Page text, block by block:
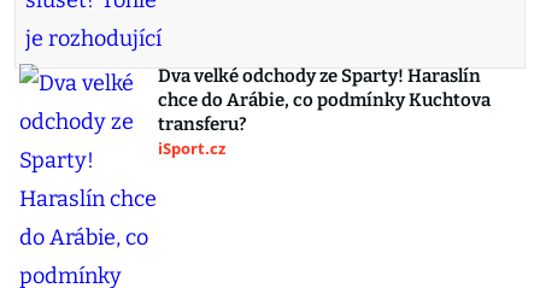
Dva velké odchody ze Sparty! Haraslín
chce do Arábie, co podmínky Kuchtova
transferu?
iSport.cz